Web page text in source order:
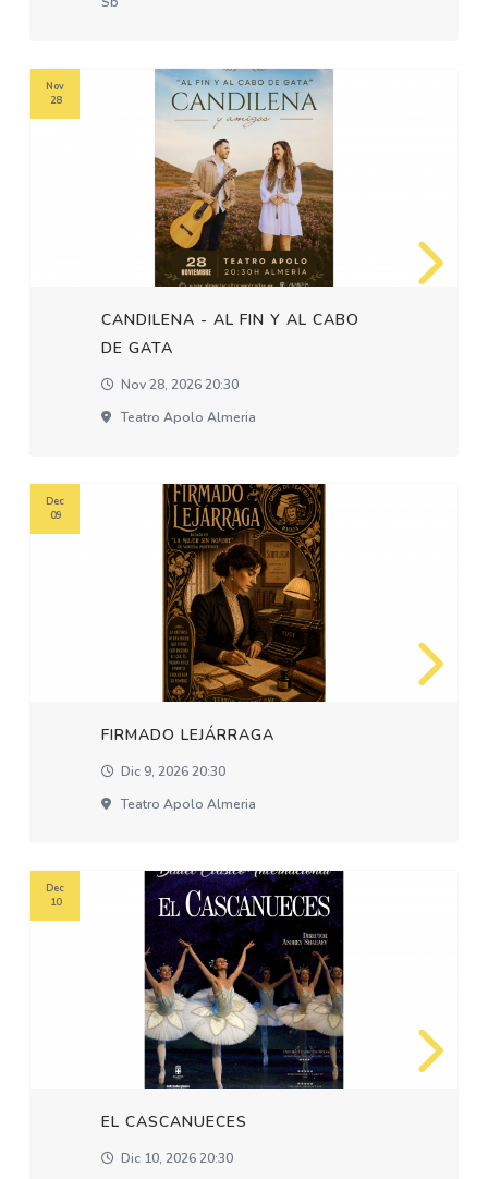
CANDILENA - AL FIN Y AL CABO
DE GATA
Nov 28, 2026 20:30
Teatro Apolo Almeria
Nov
28
FIRMADO LEJÁRRAGA
Dic 9, 2026 20:30
Teatro Apolo Almeria
Dec
09
EL CASCANUECES
Dic 10, 2026 20:30
Dec
10